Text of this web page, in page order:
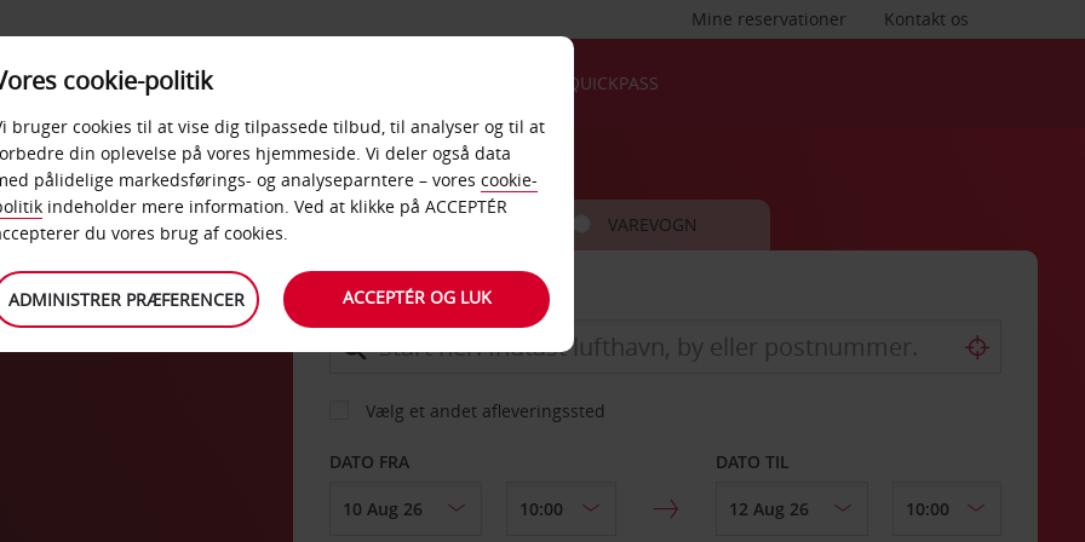
Kontakt os
Mine reservationer
PRODUKTER &
KONTORER
QUICKPASS
BIL VAREVOGN
AFHENT FRA
Vælg et andet afleveringssted
DATO FRA DATO TIL
cookie-politik
bruger cookies til at vise dig tilpassede tilbud, til analyser og til at
din oplevelse på vores hjemmeside. Vi deler også data
pålidelige markedsførings- og analyseparntere – vores cookie-
indeholder mere information. Ved at klikke på ACCEPTÉR
du vores brug af cookies.
ADMINISTRER PRÆFERENCER ACCEPTÉR OG LUK